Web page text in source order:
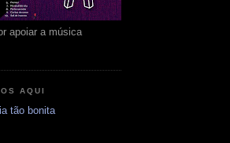
apoiar a música
AQUI
tão bonita